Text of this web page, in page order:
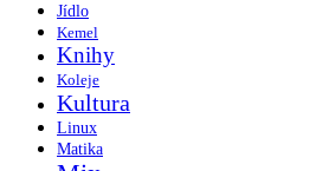
Jídlo
Kemel
Knihy
Koleje
Kultura
Linux
Matika